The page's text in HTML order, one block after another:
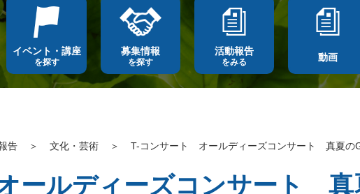
イベント・講座
を探す
募集情報
を探す
活動報告
をみる 動画
告 ＞ 文化・芸術 ＞ T-コンサート オールディーズコンサート 真夏の
ールディーズコンサート 真